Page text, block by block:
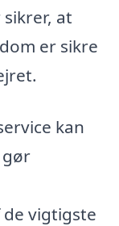
at
er sikre
kan
vigtigste